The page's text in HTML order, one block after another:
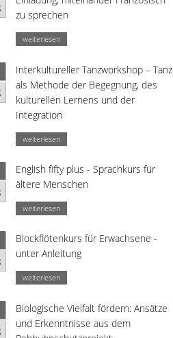
zu sprechen
weiterlesen
Interkultureller Tanzworkshop – Tanz
als Methode der Begegnung, des
kulturellen Lernens und der
Integration
weiterlesen
English fifty plus - Sprachkurs für
ältere Menschen
weiterlesen
Blockflötenkurs für Erwachsene -
unter Anleitung
weiterlesen
Biologische Vielfalt fördern: Ansätze
und Erkenntnisse aus dem